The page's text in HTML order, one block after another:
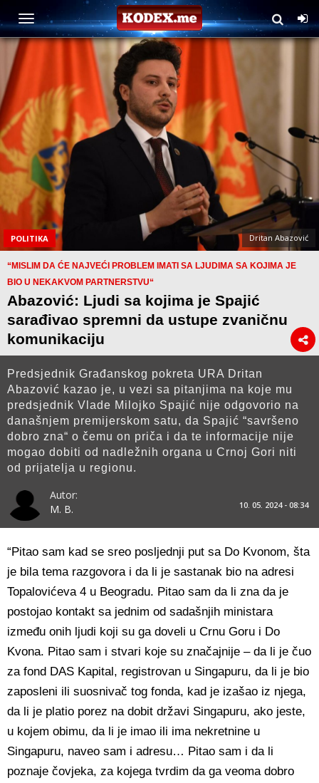
POLITIKA Dritan Abazović
“MISLIM DA ĆE NAJVEĆI PROBLEM IMATI SA LJUDIMA SA KOJIMA JE
BIO U NEKAKVOM PARTNERSTVU“
Abazović: Ljudi sa kojima je Spajić
sarađivao spremni da ustupe zvaničnu
komunikaciju
Predsjednik Građanskog pokreta URA Dritan
Abazović kazao je, u vezi sa pitanjima na koje mu
predsjednik Vlade Milojko Spajić nije odgovorio na
današnjem premijerskom satu, da Spajić “savršeno
dobro zna“ o čemu on priča i da te informacije nije
mogao dobiti od nadležnih organa u Crnoj Gori niti
od prijatelja u regionu.
Autor:
M. B.
10. 05. 2024 - 08:34
“Pitao sam kad se sreo posljednji put sa Do Kvonom, šta
je bila tema razgovora i da li je sastanak bio na adresi
Topalovićeva 4 u Beogradu. Pitao sam da li zna da je
postojao kontakt sa jednim od sadašnjih ministara
između onih ljudi koji su ga doveli u Crnu Goru i Do
Kvona. Pitao sam i stvari koje su značajnije – da li je čuo
za fond DAS Kapital, registrovan u Singapuru, da li je bio
zaposleni ili suosnivač tog fonda, kad je izašao iz njega,
da li je platio porez na dobit državi Singapuru, ako jeste,
u kojem obimu, da li je imao ili ima nekretnine u
Singapuru, naveo sam i adresu… Pitao sam i da li
poznaje čovjeka, za kojega tvrdim da ga veoma dobro